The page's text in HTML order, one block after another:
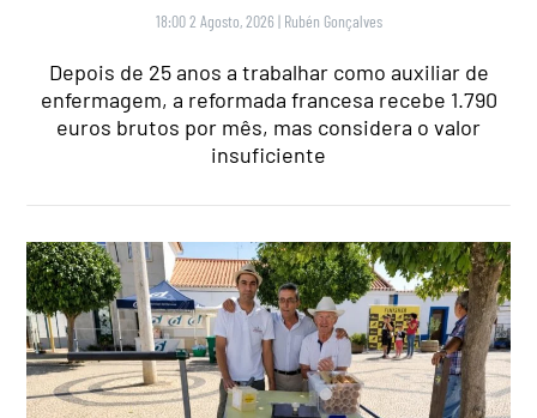
18:00 2 Agosto, 2026 | Rubén Gonçalves
Depois de 25 anos a trabalhar como auxiliar de
enfermagem, a reformada francesa recebe 1.790
euros brutos por mês, mas considera o valor
insuficiente